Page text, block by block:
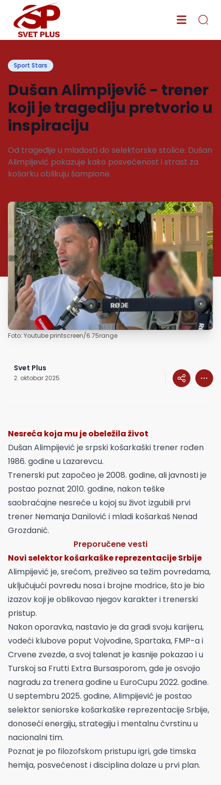
Sport Stars
Dušan Alimpijević - trener
koji je tragediju pretvorio u
inspiraciju
Od tragedije u mladosti do selektorske stolice: Dušan
Alimpijević pokazuje kako posvećenost i strast za
košarku oblikuju šampione.
Foto: Youtube printscreen/6.75range
Svet Plus
2. oktobar 2025.
Nesreća koja mu je obeležila život
Dušan Alimpijević je srpski košarkaški trener rođen
1986. godine u Lazarevcu.
Trenerski put započeo je 2008. godine, ali javnosti je
postao poznat 2010. godine, nakon teške
saobraćajne nesreće u kojoj su život izgubili prvi
trener Nemanja Danilović i mladi košarkaš Nenad
Grozdanić.
Preporučene vesti
Novi selektor košarkaške reprezentacije Srbije
Alimpijević je, srećom, preživeo sa težim povredama,
uključujući povredu nosa i brojne modrice, što je bio
izazov koji je oblikovao njegov karakter i trenerski
pristup.
Nakon oporavka, nastavio je da gradi svoju karijeru,
vodeći klubove poput Vojvodine, Spartaka, FMP-a i
Crvene zvezde, a svoj talenat je kasnije pokazao i u
Turskoj sa Frutti Extra Bursasporom, gde je osvojio
nagradu za trenera godine u EuroCupu 2022. godine.
U septembru 2025. godine, Alimpijević je postao
selektor seniorske košarkaške reprezentacije Srbije,
donoseći energiju, strategiju i mentalnu čvrstinu u
nacionalni tim.
Poznat je po filozofskom pristupu igri, gde timska
hemija, posvećenost i disciplina dolaze u prvi plan.